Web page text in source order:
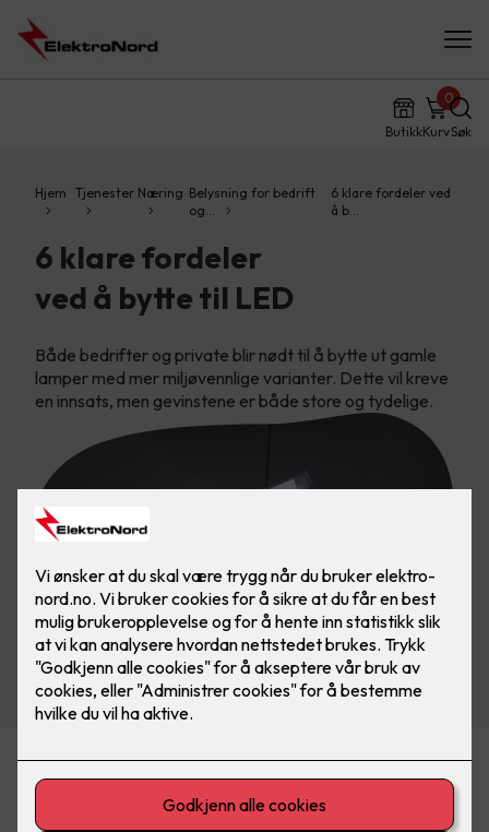
ButikkKurv
0
Søk
Hjem Tjenester Næring Belysning for bedrift
og…
6 klare fordeler ved
å b…
6 klare fordeler
ved å bytte til LED
Både bedrifter og private blir nødt til å bytte ut gamle
lamper med mer miljøvennlige varianter. Dette vil kreve
en innsats, men gevinstene er både store og tydelige.